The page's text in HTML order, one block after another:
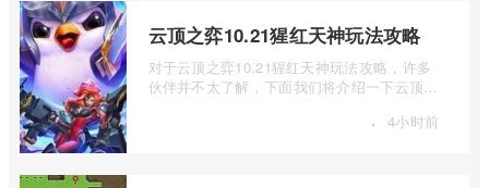
云顶之弈10.21猩红天神玩法攻略
对于云顶之弈10.21猩红天神玩法攻略，许多
伙伴并不太了解，下面我们将介绍一下云顶之
· 4小时前